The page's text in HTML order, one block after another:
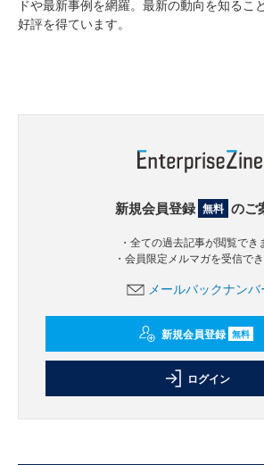
ドや最新事例を網羅。最新の動向を知るこ
好評を得ています。
新規会員登録 無料 のご
・全ての過去記事が閲覧でき
・会員限定メルマガを受信で
メールバックナンバ
新規会員登録 無料
ログイン